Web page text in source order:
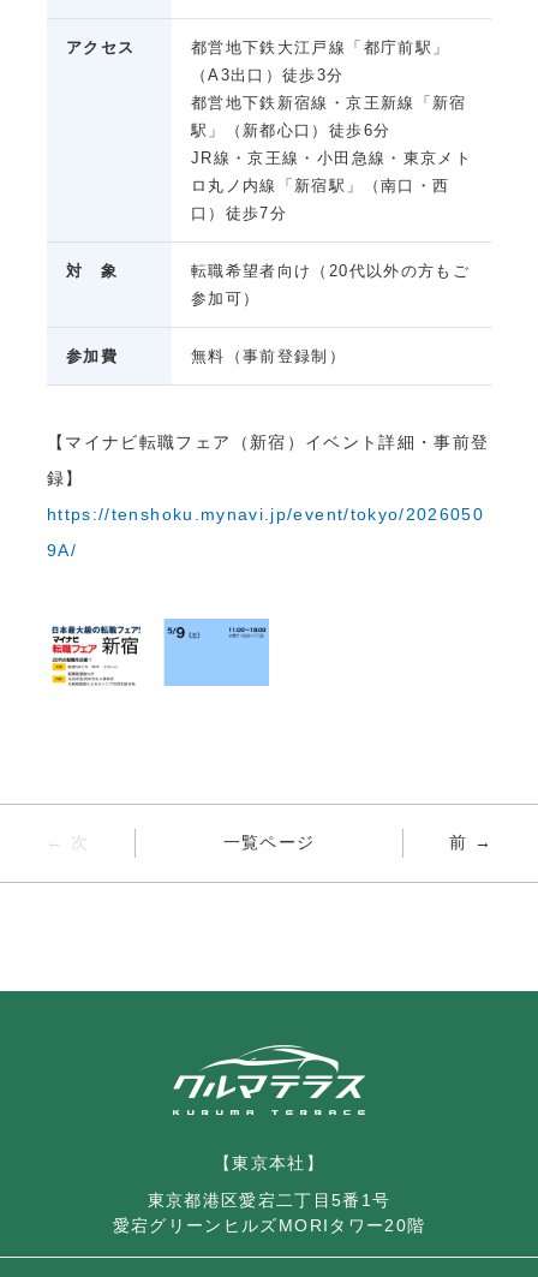
アクセス
都営地下鉄大江戸線「都庁前駅」
（A3出口）徒歩3分
都営地下鉄新宿線・京王新線「新宿
駅」（新都心口）徒歩6分
JR線・京王線・小田急線・東京メト
ロ丸ノ内線「新宿駅」（南口・西
口）徒歩7分
対 象
転職希望者向け（20代以外の方もご
参加可）
参加費 無料（事前登録制）
【マイナビ転職フェア（新宿）イベント詳細・事前登
録】
https://tenshoku.mynavi.jp/event/tokyo/2026050
9A/
← 次 一覧ページ 前 →
【東京本社】
東京都港区愛宕二丁目5番1号
愛宕グリーンヒルズMORIタワー20階